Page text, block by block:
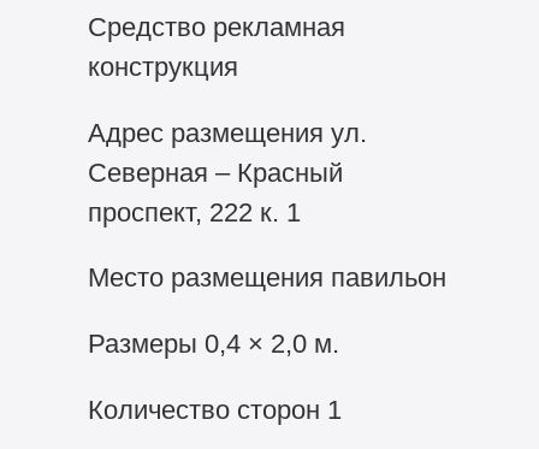
Средство рекламная
конструкция
Адрес размещения ул.
Северная – Красный
проспект, 222 к. 1
Место размещения павильон
Размеры 0,4 × 2,0 м.
Количество сторон 1